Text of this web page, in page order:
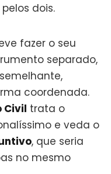
dois.
fazer o seu
separado,
coordenada.
Civil trata o
e veda o
, que seria
no mesmo